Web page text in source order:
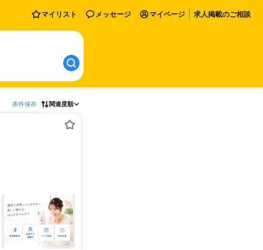
マイリスト メッセージ マイページ 求人掲載のご相談
条件保存 関連度順